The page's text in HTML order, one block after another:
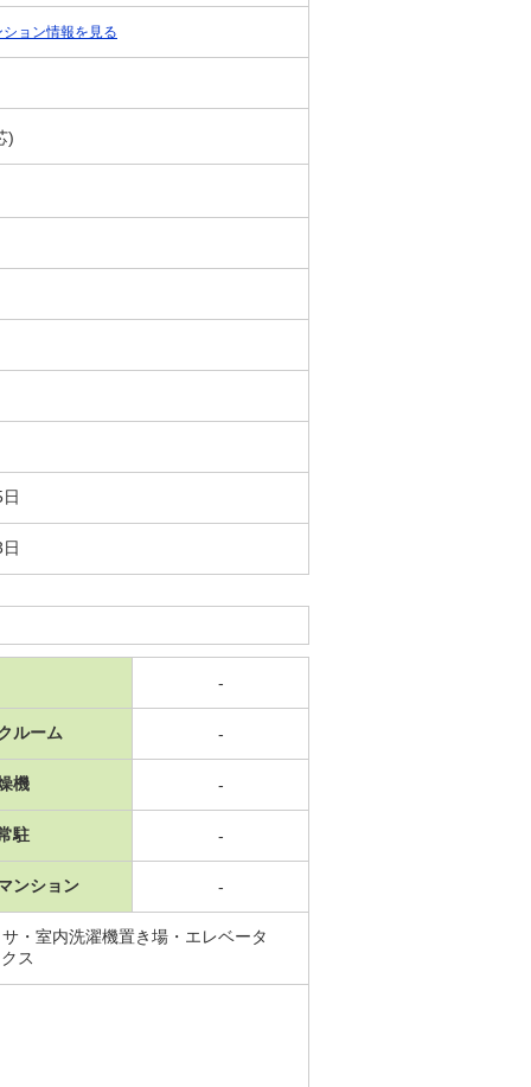
ョン情報を見る
)
-
ルーム -
機 -
駐 -
ンション -
・室内洗濯機置き場・エレベータ
ス